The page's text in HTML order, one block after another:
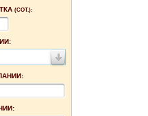
(СОТ.):